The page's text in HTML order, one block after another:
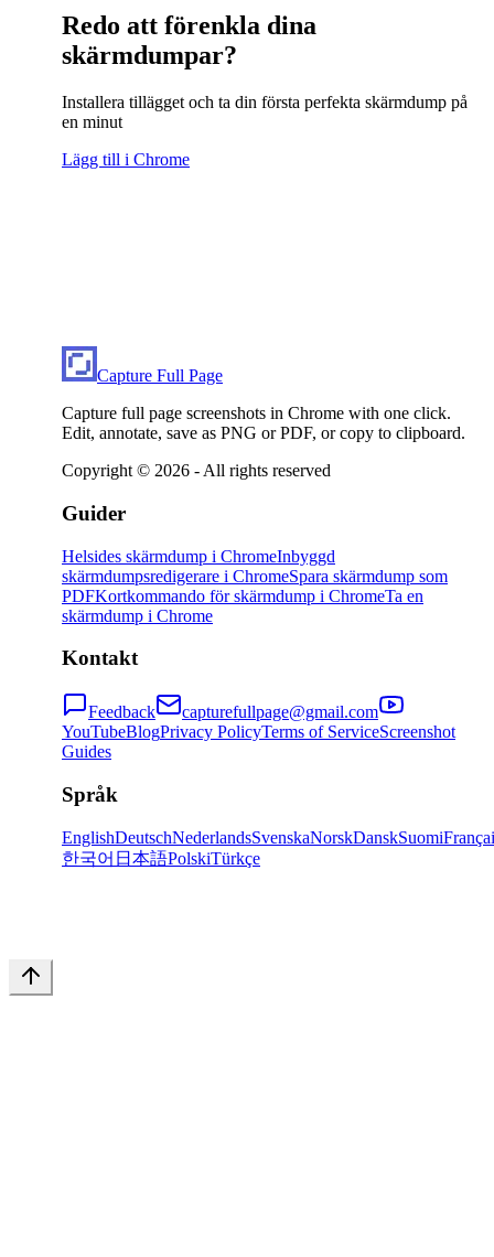
Redo att förenkla dina
skärmdumpar?
Installera tillägget och ta din första perfekta skärmdump på
en minut
Lägg till i Chrome
Capture Full Page
Capture full page screenshots in Chrome with one click.
Edit, annotate, save as PNG or PDF, or copy to clipboard.
Copyright © 2026 - All rights reserved
Guider
Helsides skärmdump i ChromeInbyggd
skärmdumpsredigerare i ChromeSpara skärmdump som
PDFKortkommando för skärmdump i ChromeTa en
skärmdump i Chrome
Kontakt
Feedback
capturefullpage@gmail.com
YouTubeBlogPrivacy PolicyTerms of ServiceScreenshot
Guides
Språk
EnglishDeutschNederlandsSvenskaNorskDanskSuomi
한국어 日本語PolskiTürkçe